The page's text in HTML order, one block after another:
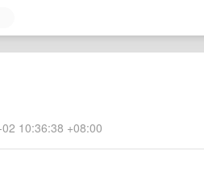
10:36:38 +08:00